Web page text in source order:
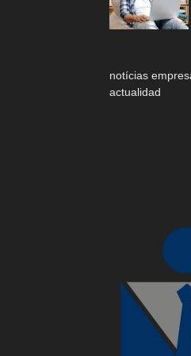
notícias
actualidad